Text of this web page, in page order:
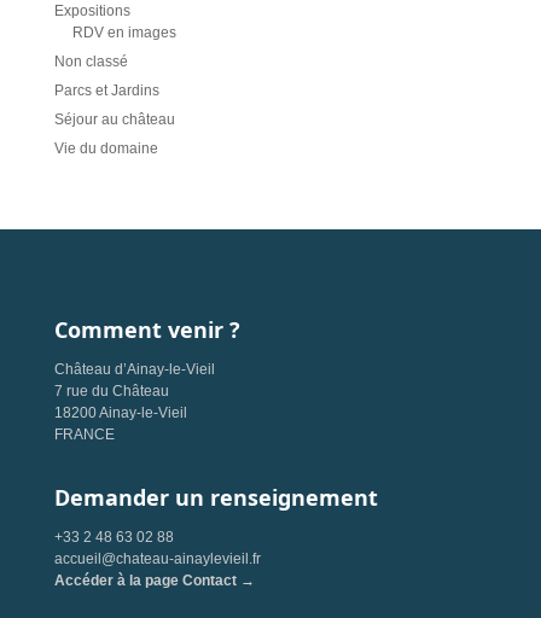
Expositions
RDV en images
Non classé
Parcs et Jardins
Séjour au château
Vie du domaine
Comment venir ?
Château d’Ainay-le-Vieil
7 rue du Château
18200 Ainay-le-Vieil
FRANCE
Demander un renseignement
+33 2 48 63 02 88
accueil@chateau-ainaylevieil.fr
Accéder à la page Contact →